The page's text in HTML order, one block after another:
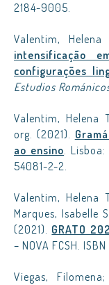
2184-9005.
Valentim, Helena
intensificação
configurações
Estudios
Valentim, Helena
org. (2021).
ao ensino. Lisboa:
54081-2-2.
Valentim, Helena
Marques, Isabelle
(2021). GRATO
– NOVA FCSH.
Viegas,